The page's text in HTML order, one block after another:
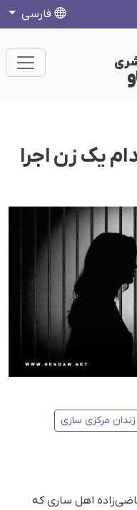
فارسی
یک زن اجرا
زندان مرکزی ساری
اهل ساری که